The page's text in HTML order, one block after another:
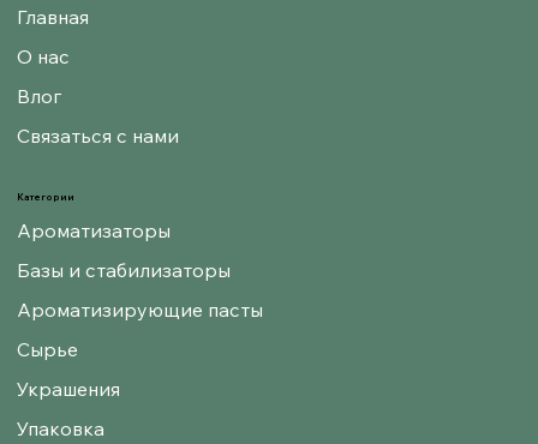
Категории
Ароматизаторы
Базы и стабилизаторы
Ароматизирующие пасты
Сырье
Украшения
Упаковка
Главная
О нас
Влог
Связаться с нами